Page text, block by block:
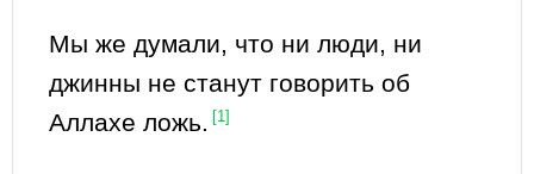
Мы же думали, что ни люди, ни
джинны не станут говорить об
Аллахе ложь.
[1]